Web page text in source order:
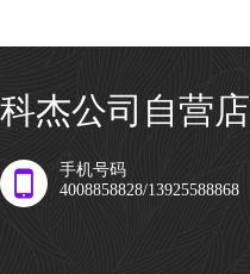
科杰公司自营店
手机号码
4008858828/13925588868